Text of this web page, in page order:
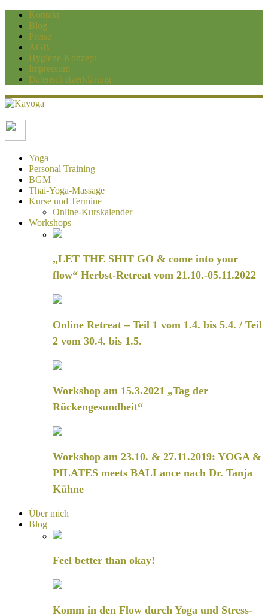
Kontakt
Blog
Preise
AGB
Hygiene-Konzept
Impressum
Datenschutzerklärung
Kayoga
Yoga und Personaltraining Duisburg
Yoga
Personal Training
BGM
Thai-Yoga-Massage
Kurse und Termine
Online-Kurskalender
Workshops
„LET THE SHIT GO & come into your
flow“ Herbst-Retreat vom 21.10.-05.11.2022
Online Retreat – Teil 1 vom 1.4. bis 5.4. / Teil
2 vom 30.4. bis 1.5.
Workshop am 15.3.2021 „Tag der
Rückengesundheit“
Workshop am 23.10. & 27.11.2019: YOGA &
PILATES meets BALLance nach Dr. Tanja
Kühne
Über mich
Blog
Feel better than okay!
Komm in den Flow durch Yoga und Stress-